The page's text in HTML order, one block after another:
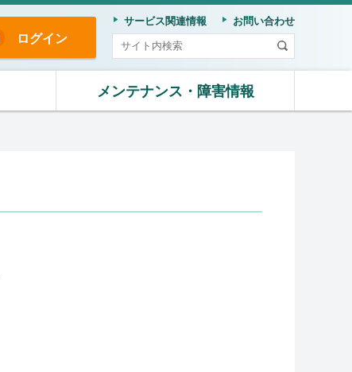
ログイン
メンテナンス・障害情報
サービス関連情報 お問い合わせ